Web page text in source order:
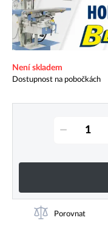
Není skladem
Dostupnost na pobočkách
–
Porovnat